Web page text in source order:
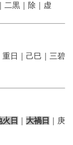
二黒｜除｜虚
重日｜己巳｜三碧
火日 大禍日
｜庚